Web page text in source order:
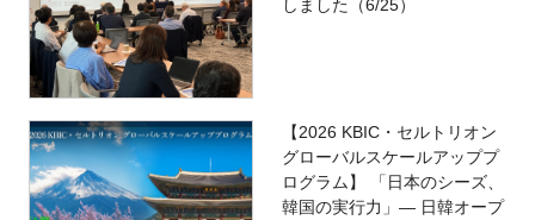
しました（6/25）
【2026 KBIC・セルトリオン
グローバルスケールアッププ
ログラム】 「日本のシーズ、
韓国の実行力」― 日韓オープ